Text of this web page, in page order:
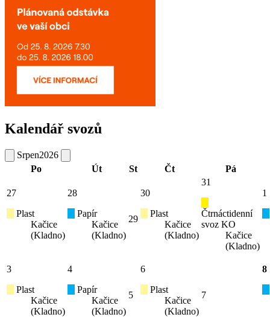
Kalendář svozů
Srpen2026
Po
Út St Čt Pá
27
Plast
Kačice
(Kladno)
28
Papír
Kačice
(Kladno)
29
30
Plast
Kačice
(Kladno)
31
Čtrnáctidenní
svoz KO
Kačice
(Kladno)
1
3
Plast
Kačice
(Kladno)
4
Papír
Kačice
(Kladno)
5
6
Plast
Kačice
(Kladno)
7
8